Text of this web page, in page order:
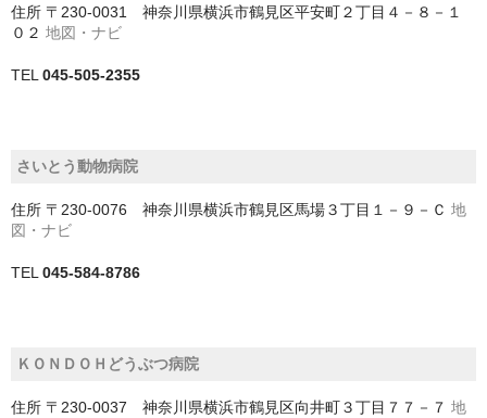
富里市
山武市
山武郡横芝光町
山武郡芝山町
住所 〒230-0031 神奈川県横浜市鶴見区平安町２丁目４－８－１
０２ 地図・ナビ
TEL 045-505-2355
さいとう動物病院
住所 〒230-0076 神奈川県横浜市鶴見区馬場３丁目１－９－Ｃ 地
図・ナビ
TEL 045-584-8786
ＫＯＮＤＯＨどうぶつ病院
住所 〒230-0037 神奈川県横浜市鶴見区向井町３丁目７７－７ 地